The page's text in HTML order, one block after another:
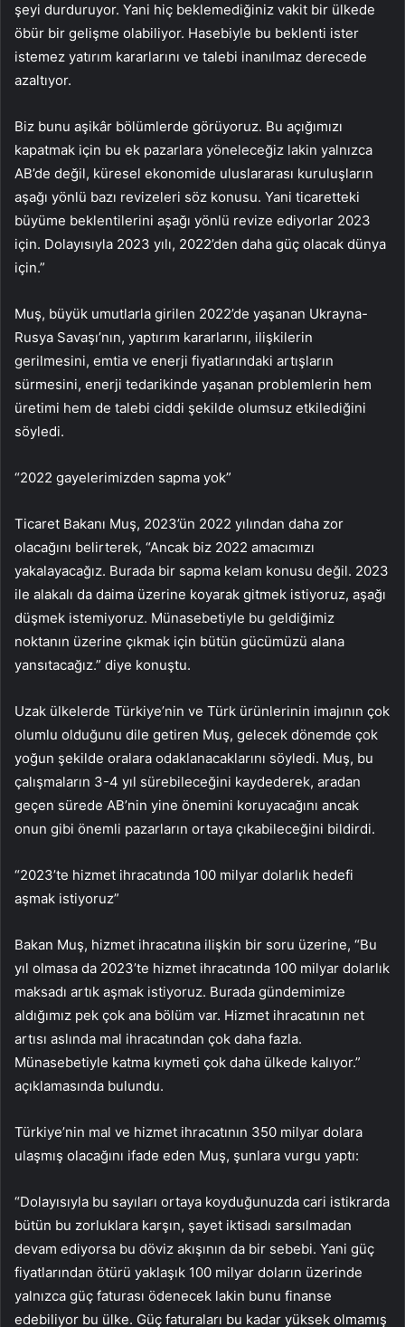
şeyi durduruyor. Yani hiç beklemediğiniz vakit bir ülkede
öbür bir gelişme olabiliyor. Hasebiyle bu beklenti ister
istemez yatırım kararlarını ve talebi inanılmaz derecede
azaltıyor.
Biz bunu aşikâr bölümlerde görüyoruz. Bu açığımızı
kapatmak için bu ek pazarlara yöneleceğiz lakin yalnızca
AB’de değil, küresel ekonomide uluslararası kuruluşların
aşağı yönlü bazı revizeleri söz konusu. Yani ticaretteki
büyüme beklentilerini aşağı yönlü revize ediyorlar 2023
için. Dolayısıyla 2023 yılı, 2022’den daha güç olacak dünya
için.”
Muş, büyük umutlarla girilen 2022’de yaşanan Ukrayna-
Rusya Savaşı’nın, yaptırım kararlarını, ilişkilerin
gerilmesini, emtia ve enerji fiyatlarındaki artışların
sürmesini, enerji tedarikinde yaşanan problemlerin hem
üretimi hem de talebi ciddi şekilde olumsuz etkilediğini
söyledi.
“2022 gayelerimizden sapma yok”
Ticaret Bakanı Muş, 2023’ün 2022 yılından daha zor
olacağını belirterek, “Ancak biz 2022 amacımızı
yakalayacağız. Burada bir sapma kelam konusu değil. 2023
ile alakalı da daima üzerine koyarak gitmek istiyoruz, aşağı
düşmek istemiyoruz. Münasebetiyle bu geldiğimiz
noktanın üzerine çıkmak için bütün gücümüzü alana
yansıtacağız.” diye konuştu.
Uzak ülkelerde Türkiye’nin ve Türk ürünlerinin imajının çok
olumlu olduğunu dile getiren Muş, gelecek dönemde çok
yoğun şekilde oralara odaklanacaklarını söyledi. Muş, bu
çalışmaların 3-4 yıl sürebileceğini kaydederek, aradan
geçen sürede AB’nin yine önemini koruyacağını ancak
onun gibi önemli pazarların ortaya çıkabileceğini bildirdi.
“2023’te hizmet ihracatında 100 milyar dolarlık hedefi
aşmak istiyoruz”
Bakan Muş, hizmet ihracatına ilişkin bir soru üzerine, “Bu
yıl olmasa da 2023’te hizmet ihracatında 100 milyar dolarlık
maksadı artık aşmak istiyoruz. Burada gündemimize
aldığımız pek çok ana bölüm var. Hizmet ihracatının net
artısı aslında mal ihracatından çok daha fazla.
Münasebetiyle katma kıymeti çok daha ülkede kalıyor.”
açıklamasında bulundu.
Türkiye’nin mal ve hizmet ihracatının 350 milyar dolara
ulaşmış olacağını ifade eden Muş, şunlara vurgu yaptı:
“Dolayısıyla bu sayıları ortaya koyduğunuzda cari istikrarda
bütün bu zorluklara karşın, şayet iktisadı sarsılmadan
devam ediyorsa bu döviz akışının da bir sebebi. Yani güç
fiyatlarından ötürü yaklaşık 100 milyar doların üzerinde
yalnızca güç faturası ödenecek lakin bunu finanse
edebiliyor bu ülke. Güç faturaları bu kadar yüksek olmamış